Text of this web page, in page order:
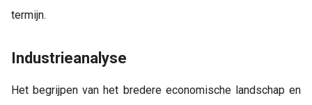
termijn.
Industrieanalyse
Het begrijpen van het bredere economische landschap en